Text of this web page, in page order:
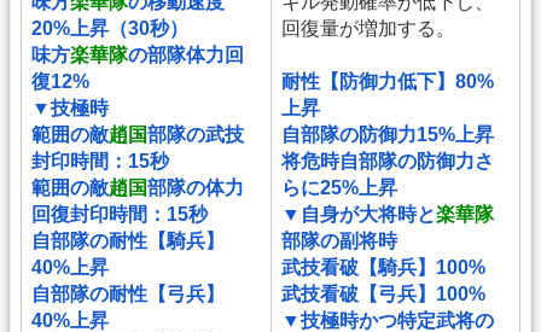
20%上昇（30秒）
味方楽華隊の部隊体力回
復12%
▼技極時
範囲の敵趙国部隊の武技
封印時間：15秒
範囲の敵趙国部隊の体力
回復封印時間：15秒
自部隊の耐性【騎兵】
40%上昇
自部隊の耐性【弓兵】
40%上昇
回復量が増加する。
耐性【防御力低下】80%
上昇
自部隊の防御力15%上昇
将危時自部隊の防御力さ
らに25%上昇
▼自身が大将時と楽華隊
部隊の副将時
武技看破【騎兵】100%
武技看破【弓兵】100%
▼技極時かつ特定武将の